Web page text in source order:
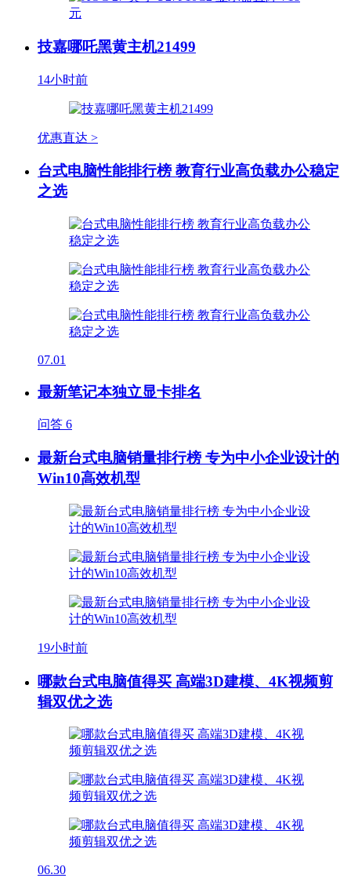
技嘉哪吒黑黄主机21499
14小时前
优惠直达 >
台式电脑性能排行榜 教育行业高负载办公稳定
之选
07.01
最新笔记本独立显卡排名
问答 6
最新台式电脑销量排行榜 专为中小企业设计的
Win10高效机型
19小时前
哪款台式电脑值得买 高端3D建模、4K视频剪
辑双优之选
06.30